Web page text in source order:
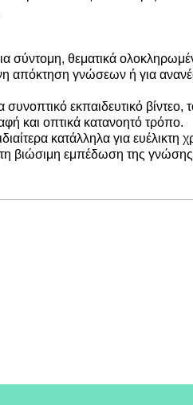
σύντομη, θεματικά
απόκτηση γνώσεων ή για
συνοπτικό εκπαιδευτικό βίντεο,
και οπτικά κατανοητό τρόπο.
κατάλληλα για ευέλικτη
βιώσιμη εμπέδωση της